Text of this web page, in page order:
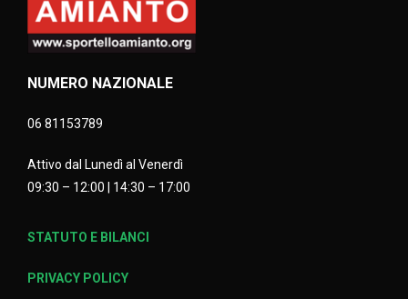
NUMERO NAZIONALE
06 81153789
Attivo dal Lunedì al Venerdì
09:30 – 12:00 | 14:30 – 17:00
STATUTO E BILANCI
PRIVACY POLICY